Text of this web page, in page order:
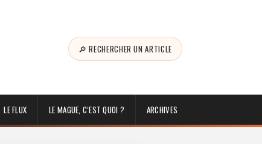
🔎 RECHERCHER UN ARTICLE
LE FLUX LE MAGUE, C’EST QUOI ? ARCHIVES